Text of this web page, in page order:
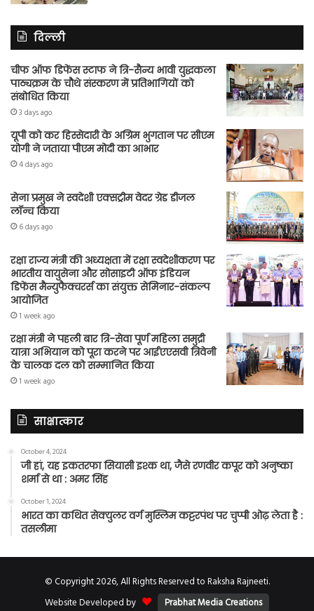
दिल्ली
चीफ ऑफ डिफेंस स्टाफ ने त्रि-सैन्य भावी युद्धकला
पाठ्यक्रम के चौथे संस्करण में प्रतिभागियों को
संबोधित किया
3 days ago
यूपी को कर हिस्सेदारी के अग्रिम भुगतान पर सीएम
योगी ने जताया पीएम मोदी का आभार
4 days ago
सेना प्रमुख ने स्वदेशी एक्सट्रीम वेदर ग्रेड डीजल
लॉन्च किया
6 days ago
रक्षा राज्य मंत्री की अध्यक्षता में रक्षा स्वदेशीकरण पर
भारतीय वायुसेना और सोसाइटी ऑफ इंडियन
डिफेंस मैन्युफैक्चरर्स का संयुक्त सेमिनार-संकल्प
आयोजित
1 week ago
रक्षा मंत्री ने पहली बार त्रि-सेवा पूर्ण महिला समुद्री
यात्रा अभियान को पूरा करने पर आईएएसवी त्रिवेनी
के चालक दल को सम्मानित किया
1 week ago
साक्षात्कार
October 4, 2024
जी हां, यह इकतरफा सियासी इश्क था, जैसे रणवीर कपूर को अनुष्का
शर्मा से था : अमर सिंह
October 1, 2024
भारत का कथित सेक्युलर वर्ग मुस्लिम कट्टरपंथ पर चुप्पी ओढ़ लेता है :
तसलीमा
© Copyright 2026, All Rights Reserved to Raksha Rajneeti.
Website Developed by
Prabhat Media Creations